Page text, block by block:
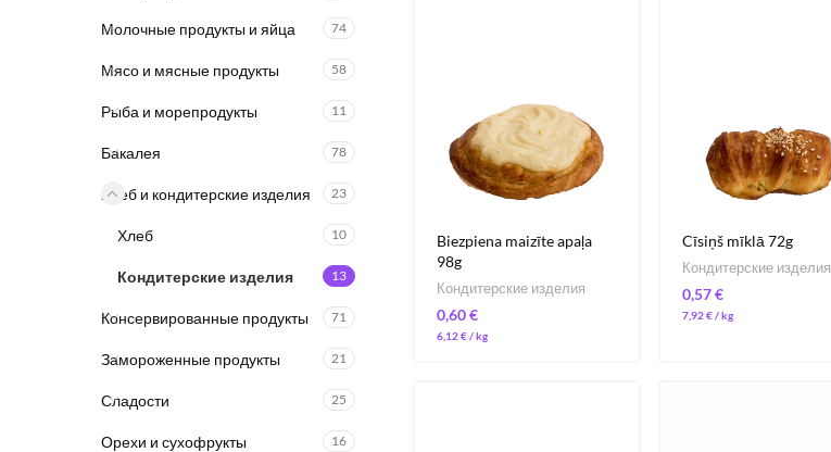
Молочные продукты и яйца 74
Мясо и мясные продукты 58
Рыба и морепродукты 11
Бакалея 78
Хлеб и кондитерские изделия 23
Хлеб 10
Кондитерские изделия 13
Консервированные продукты 71
Замороженные продукты 21
Сладости 25
Орехи и сухофрукты 16
Biezpiena maizīte apaļa
98g
Кондитерские изделия
€
6,12€ /
Cīsiņš mīklā 72g
Кондитерские изделия
€
7,92€/